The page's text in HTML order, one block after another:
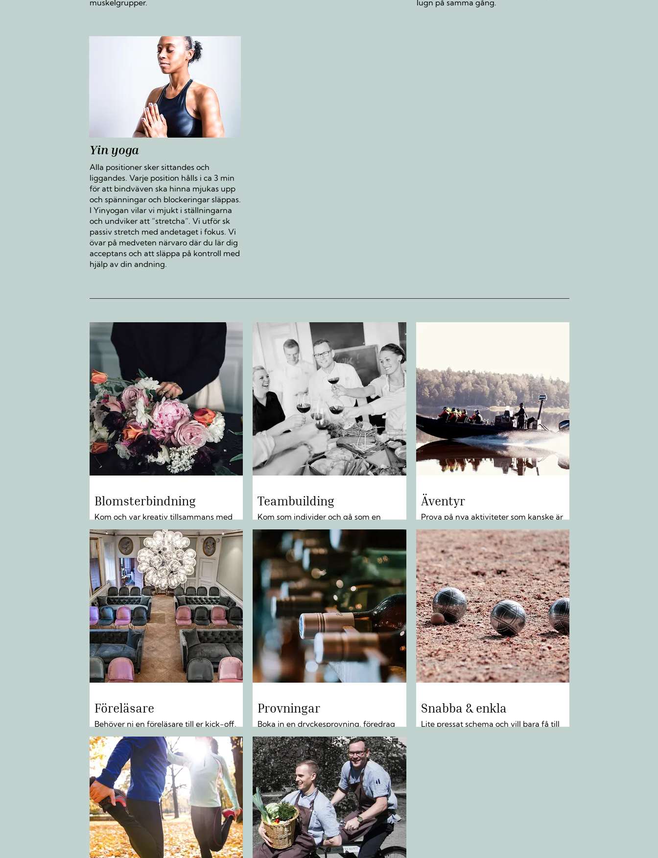
muskelgrupper.
lugn på samma gång.
Yin yoga
Alla positioner sker sittandes och
liggandes. Varje position hålls i ca 3 min
för att bindväven ska hinna mjukas upp
och spänningar och blockeringar släppas.
I Yinyogan vilar vi mjukt i ställningarna
och undviker att ”stretcha”. Vi utför sk
passiv stretch med andetaget i fokus. Vi
övar på medveten närvaro där du lär dig
acceptans och att släppa på kontroll med
hjälp av din andning.
Blomsterbindning
Kom och var kreativ tillsammans med
vår inspirerande florist Carola
Fogelberg. LÄS MER »
Teambuilding
Kom som individer och gå som en
grupp. Vi har övningarna som stärker
teamkänslan i gruppen. LÄS MER »
Äventyr
Prova på nya aktiviteter som kanske är
lite utanför din ”comfort zone”. LÄS
MER »
Föreläsare
Behöver ni en föreläsare till er kick-off,
konferens eller kundträff? LÄS MER »
Provningar
Boka in en dryckesprovning, föredrag
om drycker eller drinkkurs. LÄS MER »
Snabba & enkla
Lite pressat schema och vill bara få till